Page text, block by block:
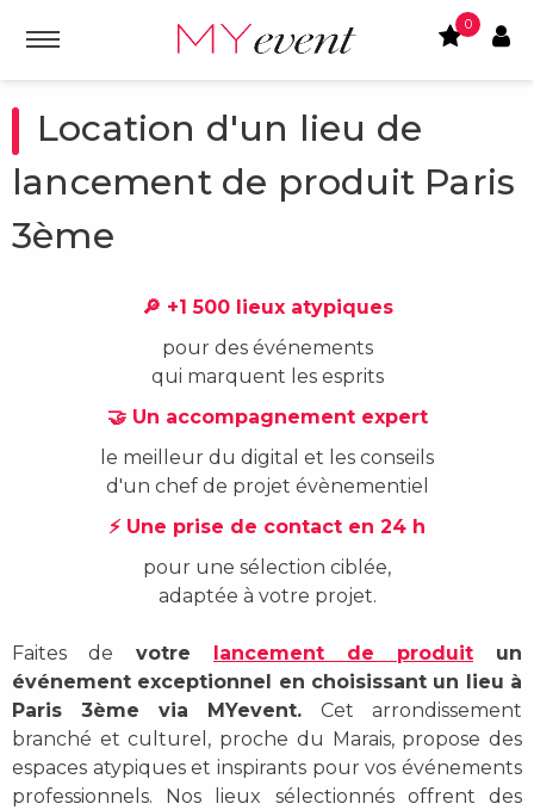
0
Location d'un lieu de
lancement de produit Paris
3ème
🔎 +1 500 lieux atypiques
pour des événements
qui marquent les esprits
🤝 Un accompagnement expert
le meilleur du digital et les conseils
d'un chef de projet évènementiel
⚡ Une prise de contact en 24 h
pour une sélection ciblée,
adaptée à votre projet.
Faites de votre lancement de produit un
événement exceptionnel en choisissant un lieu à
Paris 3ème via MYevent. Cet arrondissement
branché et culturel, proche du Marais, propose des
espaces atypiques et inspirants pour vos événements
professionnels. Nos lieux sélectionnés offrent des